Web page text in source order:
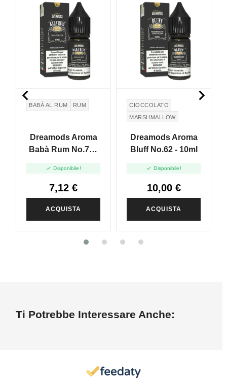
BABÀ AL RUM RUM
Dreamods Aroma
Babà Rum No.70 -
 Disponibile!
7,12 €
ACQUISTA
CIOCCOLATO
MARSHMALLOW
Dreamods Aroma
Bluff No.62 - 10ml
 Disponibile!
10,00 €
ACQUISTA
 
Ti Potrebbe Interessare Anche: